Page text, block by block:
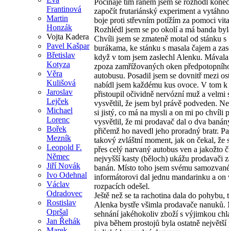
Frantinová
Martin
Honzák
Vojta Kadera
Pavel Kašpar
Břetislav
Kotyza
Věra
Kulišová
Jaroslav
Lejček
Michael
Lorenc
Bořek
Mezník
Leopold F.
Němec
Jiří Novák
Ivo Odehnal
Václav
Odradovec
Rostislav
Opršal
Jan Řehák
Počínaje tím ránem jsem se rozhodl
započít frutariánský experiment a
boje proti střevním potížím za pomoci
Rozhlédl jsem se po okolí a má banda
Chvíli jsem se zmateně motal od stánku s
burákama, ke stánku s masala čajem a
když v tom jsem zaslechl Alenku.
zpoza zamřížovaných oken
autobusu. Posadil jsem se dovnitř mezi
nabídl jsem každému kus ovoce. V tom
přistoupil očividně nervózní muž a velmi
vysvětlil, že jsem byl právě podveden.
si jistý, co má na mysli a on mi po chvíli
vysvětlil, že mi prodavač dal o dva
přičemž ho navedl jeho proradný bratr.
takový zvláštní moment, jak on čekal, že
přes celý narvaný autobus ven a jakožto
nejvyšší kasty (běloch) ukážu prodavači
banán. Místo toho jsem svému
informátorovi dal jednu mandarinku a on
rozpacích odešel.
Ještě než se ta rachotina dala do pohybu,
Alenka bystře všimla prodavače nanuků.
sehnání jakéhokoliv zboží s výjimkou
piva během prostojů byla ostatně největší